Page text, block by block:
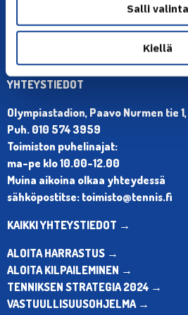
Salli valinta
Kiellä
YHTEYSTIEDOT
Olympiastadion, Paavo Nurmen tie
Puh. 010 574 3959
Toimiston puhelinajat:
ma-pe klo 10.00-12.00
Muina aikoina olkaa yhteydessä
sähköpostitse: toimisto@tennis.fi
KAIKKI YHTEYSTIEDOT →
ALOITA HARRASTUS →
ALOITA KILPAILEMINEN →
TENNIKSEN STRATEGIA 2024 →
VASTUULLISUUSOHJELMA →